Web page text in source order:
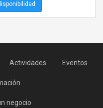
Actividades Eventos
negocio